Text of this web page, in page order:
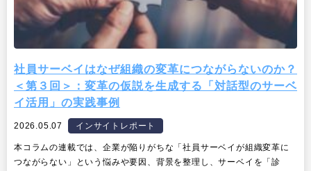
社員サーベイはなぜ組織の変革につながらないのか？
＜第３回＞：変革の仮説を生成する「対話型のサーベ
イ活用」の実践事例
2026.05.07 インサイトレポート
本コラムの連載では、企業が陥りがちな「社員サーベイが組織変革に
つながらない」という悩みや要因、背景を整理し、サーベイを「診